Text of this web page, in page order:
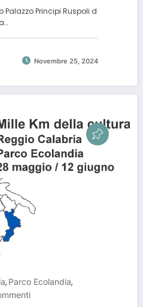
Palazzo Principi Ruspoli d
Novembre 25, 2024
, Parco Ecolandia,